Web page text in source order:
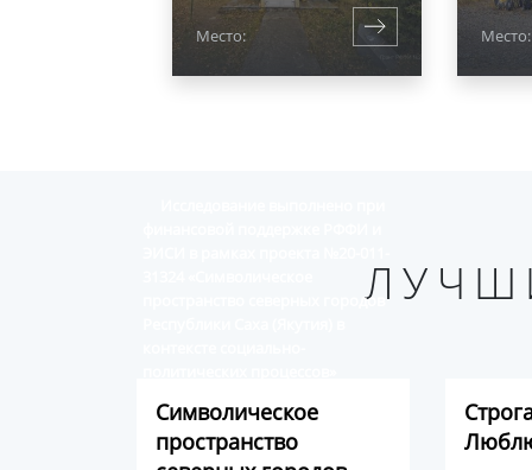
Место: Место:
Символическое
пространство
пространство северных городов
Виртуальный альбом историко-